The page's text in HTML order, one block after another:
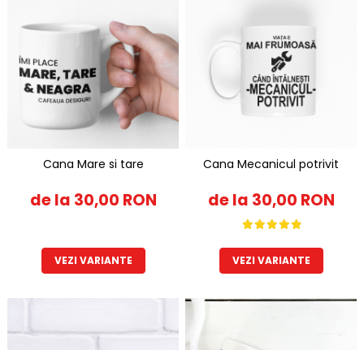
Cana Mare si tare
de la 30,00 RON
VEZI VARIANTE
Cana Mecanicul potrivit
de la 30,00 RON
VEZI VARIANTE